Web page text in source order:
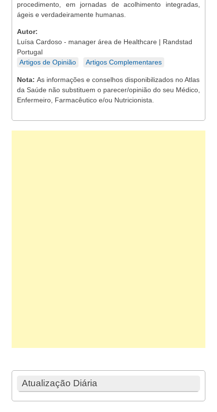
procedimento, em jornadas de acolhimento integradas,
ágeis e verdadeiramente humanas.
Autor:
Luísa Cardoso - manager área de Healthcare | Randstad
Portugal
Artigos de Opinião
Artigos Complementares
Nota: As informações e conselhos disponibilizados no Atlas
da Saúde não substituem o parecer/opinião do seu Médico,
Enfermeiro, Farmacêutico e/ou Nutricionista.
Atualização Diária